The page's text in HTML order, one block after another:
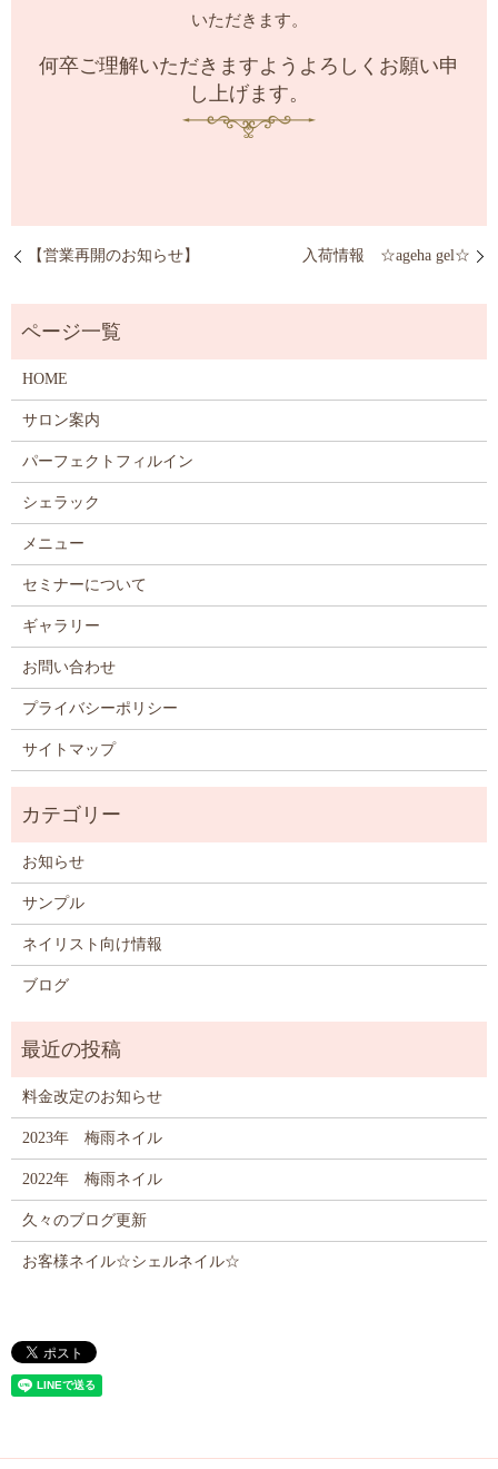
いただきます。
何卒ご理解いただきますようよろしくお願い申
し上げます。
【営業再開のお知らせ】 入荷情報 ☆ageha gel☆
HOME
サロン案内
パーフェクトフィルイン
シェラック
メニュー
セミナーについて
ギャラリー
お問い合わせ
プライバシーポリシー
サイトマップ
お知らせ
サンプル
ネイリスト向け情報
ブログ
料金改定のお知らせ
2023年 梅雨ネイル
2022年 梅雨ネイル
久々のブログ更新
お客様ネイル☆シェルネイル☆